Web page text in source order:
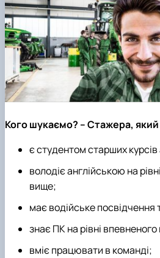
Кого шукаємо? – Стажера, який
є студентом старших
володіє англійською на
вище;
має водійське посвідчення
знає ПК на рівні
вміє працювати в команді;